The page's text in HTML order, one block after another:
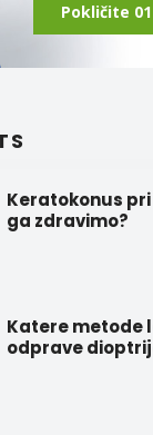
Pokličite 01
Keratokonus
ga zdravimo?
Katere metode
odprave